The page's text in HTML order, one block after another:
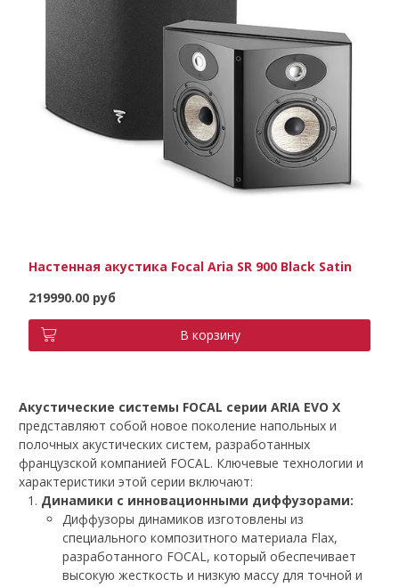
Настенная акустика Focal Aria SR 900 Black Satin
219990.00 руб
В корзину
Акустические системы FOCAL серии ARIA EVO X
представляют собой новое поколение напольных и
полочных акустических систем, разработанных
французской компанией FOCAL. Ключевые технологии и
характеристики этой серии включают:
Динамики с инновационными диффузорами:
Диффузоры динамиков изготовлены из
специального композитного материала Flax,
разработанного FOCAL, который обеспечивает
высокую жесткость и низкую массу для точной и